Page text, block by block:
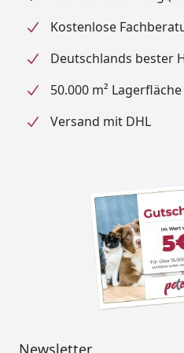
Kostenlose
Deutschlands bester
50.000 m² Lagerfläche
Versand mit DHL